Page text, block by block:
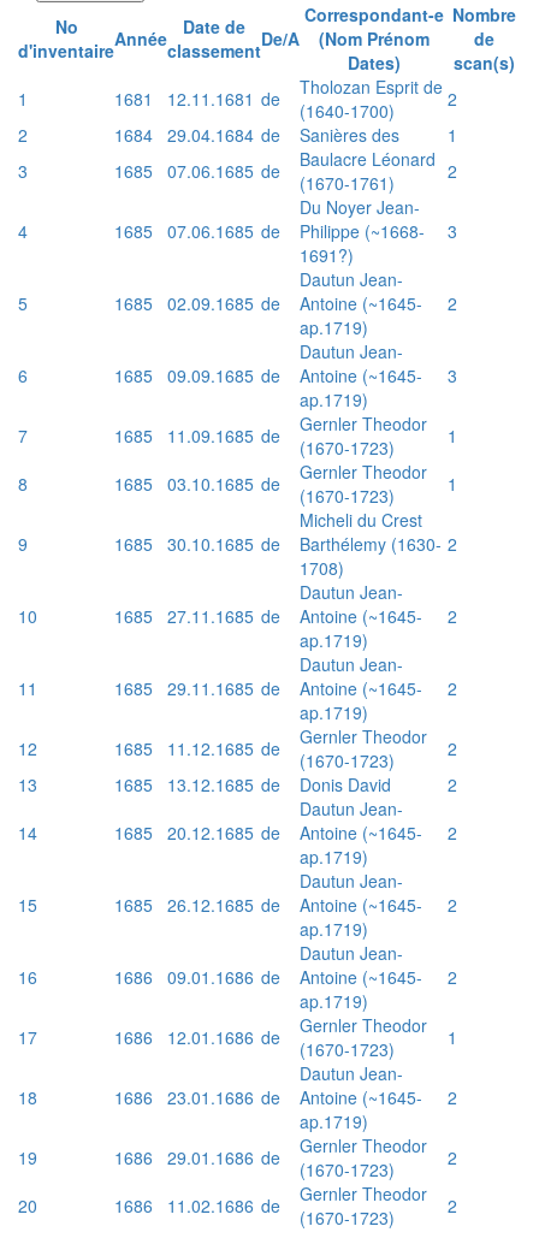
No
d'inventaireAnnée
Date de
classementDe/A
Correspondant-e
(Nom Prénom
Dates)
Nombre
de
scan(s)
1
1681 12.11.1681 de
Tholozan Esprit de
(1640-1700)
2
2
1684 29.04.1684 de Sanières des
1
3
1685 07.06.1685 de
Baulacre Léonard
(1670-1761)
2
4 1685 07.06.1685 de
Du Noyer Jean-
Philippe (~1668-
1691?)
3
5 1685 02.09.1685 de
Dautun Jean-
Antoine (~1645-
ap.1719)
2
6 1685 09.09.1685 de
Dautun Jean-
Antoine (~1645-
ap.1719)
3
7 1685 11.09.1685 de
Gernler Theodor
(1670-1723)
1
8
1685 03.10.1685 de
Gernler Theodor
(1670-1723)
1
9 1685 30.10.1685 de
Micheli du Crest
Barthélemy (1630-
1708)
2
10 1685 27.11.1685 de
Dautun Jean-
Antoine (~1645-
ap.1719)
2
11 1685 29.11.1685 de
Dautun Jean-
Antoine (~1645-
ap.1719)
2
12 1685 11.12.1685 de
Gernler Theodor
(1670-1723)
2
13
1685 13.12.1685 de Donis David
2
14
1685 20.12.1685 de
Dautun Jean-
Antoine (~1645-
ap.1719)
2
15 1685 26.12.1685 de
Dautun Jean-
Antoine (~1645-
ap.1719)
2
16 1686 09.01.1686 de
Dautun Jean-
Antoine (~1645-
ap.1719)
2
17 1686 12.01.1686 de
Gernler Theodor
(1670-1723)
1
18 1686 23.01.1686 de
Dautun Jean-
Antoine (~1645-
ap.1719)
2
19 1686 29.01.1686 de
Gernler Theodor
(1670-1723)
2
20
1686 11.02.1686 de
Gernler Theodor
(1670-1723)
2